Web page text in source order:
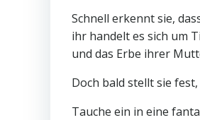
Schnell erkennt sie,
ihr handelt es sich um
und das Erbe ihrer
Doch bald stellt sie
Tauche ein in eine